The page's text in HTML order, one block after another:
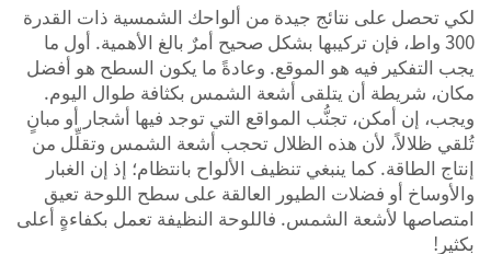
لكي تحصل على نتائج جيدة من ألواحك الشمسية ذات القدرة
300 واط، فإن تركيبها بشكل صحيح أمرٌ بالغ الأهمية. أول ما
يجب التفكير فيه هو الموقع. وعادةً ما يكون السطح هو أفضل
مكان، شريطة أن يتلقى أشعة الشمس بكثافة طوال اليوم.
ويجب، إن أمكن، تجنُّب المواقع التي توجد فيها أشجار أو مبانٍ
تُلقي ظلالاً، لأن هذه الظلال تحجب أشعة الشمس وتقلِّل من
إنتاج الطاقة. كما ينبغي تنظيف الألواح بانتظام؛ إذ إن الغبار
والأوساخ أو فضلات الطيور العالقة على سطح اللوحة تعيق
امتصاصها لأشعة الشمس. فاللوحة النظيفة تعمل بكفاءةٍ أعلى
بكثير!